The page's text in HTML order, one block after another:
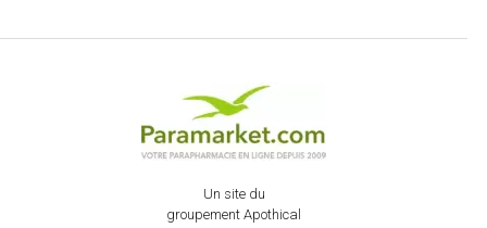
Un site du
groupement Apothical